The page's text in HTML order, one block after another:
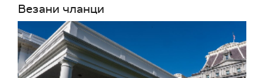
Везани чланци